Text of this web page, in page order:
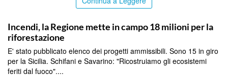
Incendi, la Regione mette in campo 18 milioni per la
riforestazione
E' stato pubblicato elenco dei progetti ammissibili. Sono 15 in giro
per la Sicilia. Schifani e Savarino: "Ricostruiamo gli ecosistemi
feriti dal fuoco"....